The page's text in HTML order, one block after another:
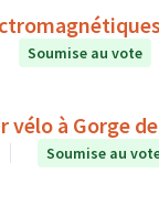
Soumise au vote
vélo à Gorge
Soumise au